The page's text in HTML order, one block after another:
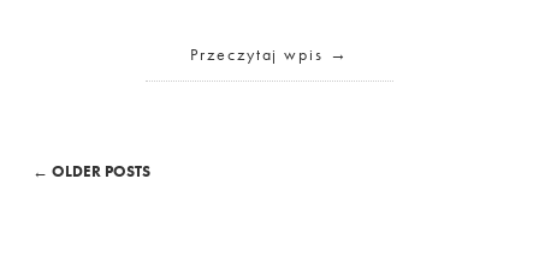
Przeczytaj wpis
← OLDER POSTS